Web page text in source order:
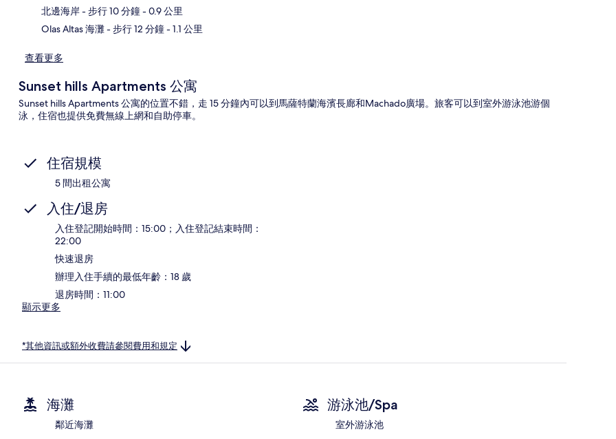
北邊海岸- 步行 10 分鐘- 0.9 公里
Olas Altas 海灘- 步行 12 分鐘- 1.1 公里
查看更多
Sunset hills Apartments 公寓
Sunset hills Apartments 公寓的位置不錯，走 15 分鐘內可以到馬薩特蘭海濱長廊和Machado廣場。旅客可以到室外游泳池游個
泳，住宿也提供免費無線上網和自助停車。
住宿規模
5 間出租公寓
入住/退房
入住登記開始時間：15:00；入住登記結束時間：
22:00
快速退房
辦理入住手續的最低年齡：18 歲
退房時間：11:00
顯示更多
*其他資訊或額外收費請參閱費用和規定
海灘
鄰近海灘
游泳池/Spa
室外游泳池